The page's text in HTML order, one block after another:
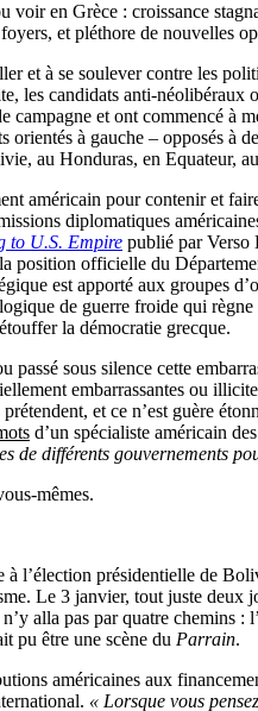
voir en Grèce : croissance
et pléthore de nouvelles
et à se soulever contre les
les candidats anti-
campagne et ont commencé
à gauche – opposés à
au Honduras, en Equateur,
américain pour contenir et
diplomatiques
to U.S. Empire publié par Verso
position officielle du
est apporté aux groupes
de guerre froide qui
la démocratie grecque.
passé sous silence cette
embarrassantes ou
et ce n’est guère
d’un spécialiste américain
de différents gouvernements
mêmes.
l’élection présidentielle de
Le 3 janvier, tout juste deux
alla pas par quatre chemins
pu être une scène du Parrain.
américaines aux
« Lorsque vous